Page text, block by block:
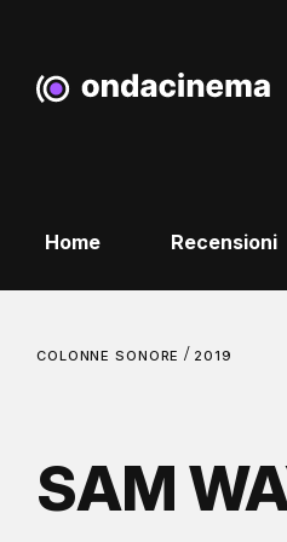
Home Recensioni
COLONNE SONORE/ 2019
SAM